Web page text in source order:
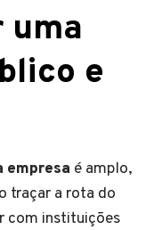
uma
e
empresa é amplo,
traçar a rota do
com instituições